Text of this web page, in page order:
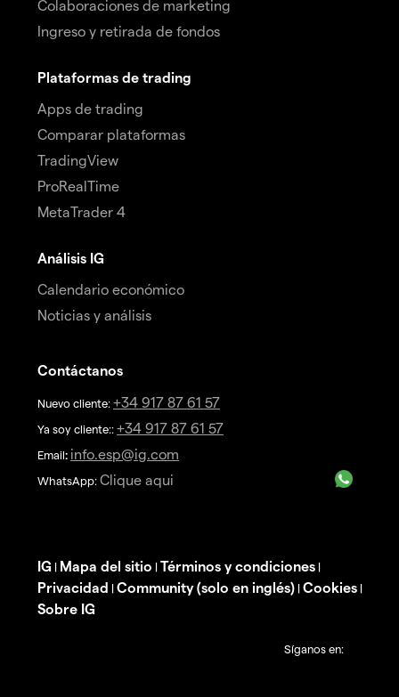
Colaboraciones de marketing
Ingreso y retirada de fondos
Plataformas de trading
Apps de trading
Comparar plataformas
TradingView
ProRealTime
MetaTrader 4
Análisis IG
Calendario económico
Noticias y análisis
Contáctanos
Nuevo cliente: +34 917 87 61 57
Ya soy cliente:: +34 917 87 61 57
Email: info.esp@ig.com
WhatsApp: Clique aqui
IG | Mapa del sitio | Términos y condiciones |
Privacidad | Community (solo en inglés) | Cookies |
Sobre IG
Síganos en: